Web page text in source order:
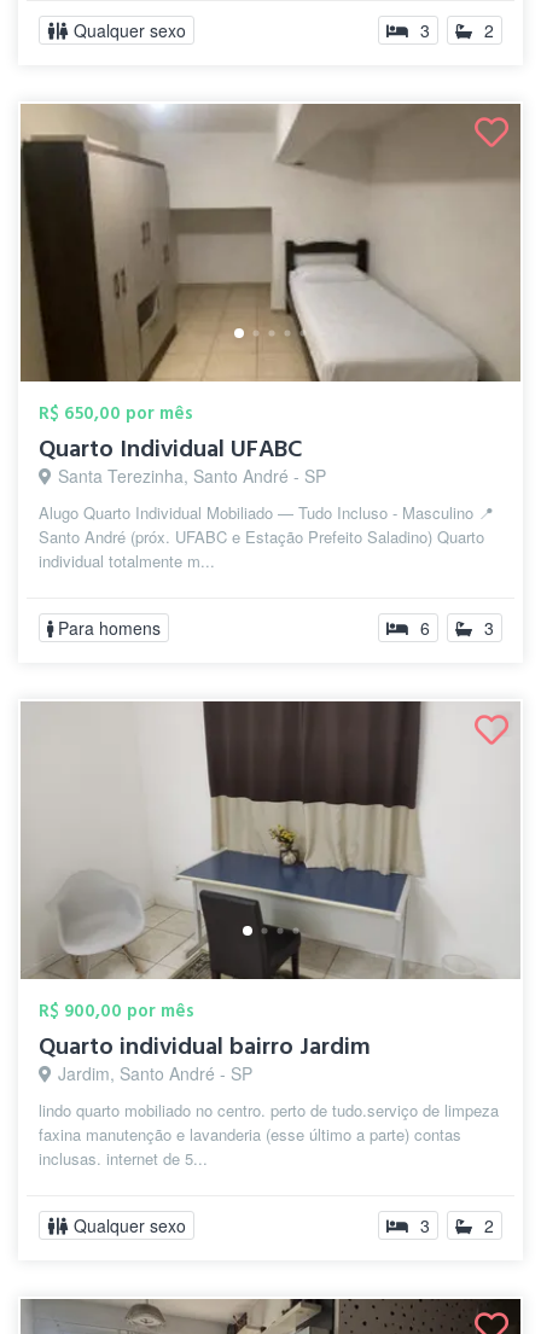
Qualquer sexo 3 2
R$ 650,00 por mês
Quarto Individual UFABC
Santa Terezinha, Santo André - SP
Alugo Quarto Individual Mobiliado — Tudo Incluso - Masculino 📍
Santo André (próx. UFABC e Estação Prefeito Saladino) Quarto
individual totalmente m...
Para homens 6 3
R$ 900,00 por mês
Quarto individual bairro Jardim
Jardim, Santo André - SP
lindo quarto mobiliado no centro. perto de tudo.serviço de limpeza
faxina manutenção e lavanderia (esse último a parte) contas
inclusas. internet de 5...
Qualquer sexo 3 2